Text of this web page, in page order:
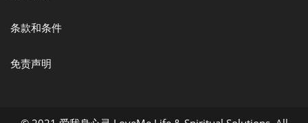
条款和条件
免责声明